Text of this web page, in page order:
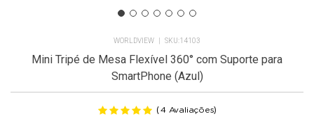
WORLDVIEW 14103
Mini Tripé de Mesa Flexível 360° com Suporte para
SmartPhone (Azul)
(4Avaliações)